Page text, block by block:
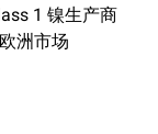
1 镍生产商
洲市场